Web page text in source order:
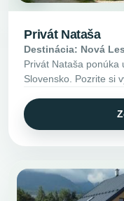
Privát Nataša
Destinácia: Nová
Privát Nataša ponúka
Slovensko. Pozrite si